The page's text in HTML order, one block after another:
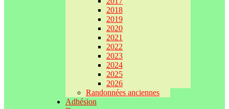
2018
2019
2020
2021
2022
2023
2024
2025
2026
Randonnées anciennes
Adhésion